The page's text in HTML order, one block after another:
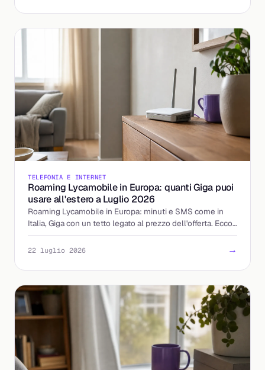
TELEFONIA E INTERNET
Roaming Lycamobile in Europa: quanti Giga puoi
usare all'estero a Luglio 2026
Roaming Lycamobile in Europa: minuti e SMS come in
Italia, Giga con un tetto legato al prezzo dell'offerta. Ecco
come calcolare la tua soglia prima di partire.
22 luglio 2026 →